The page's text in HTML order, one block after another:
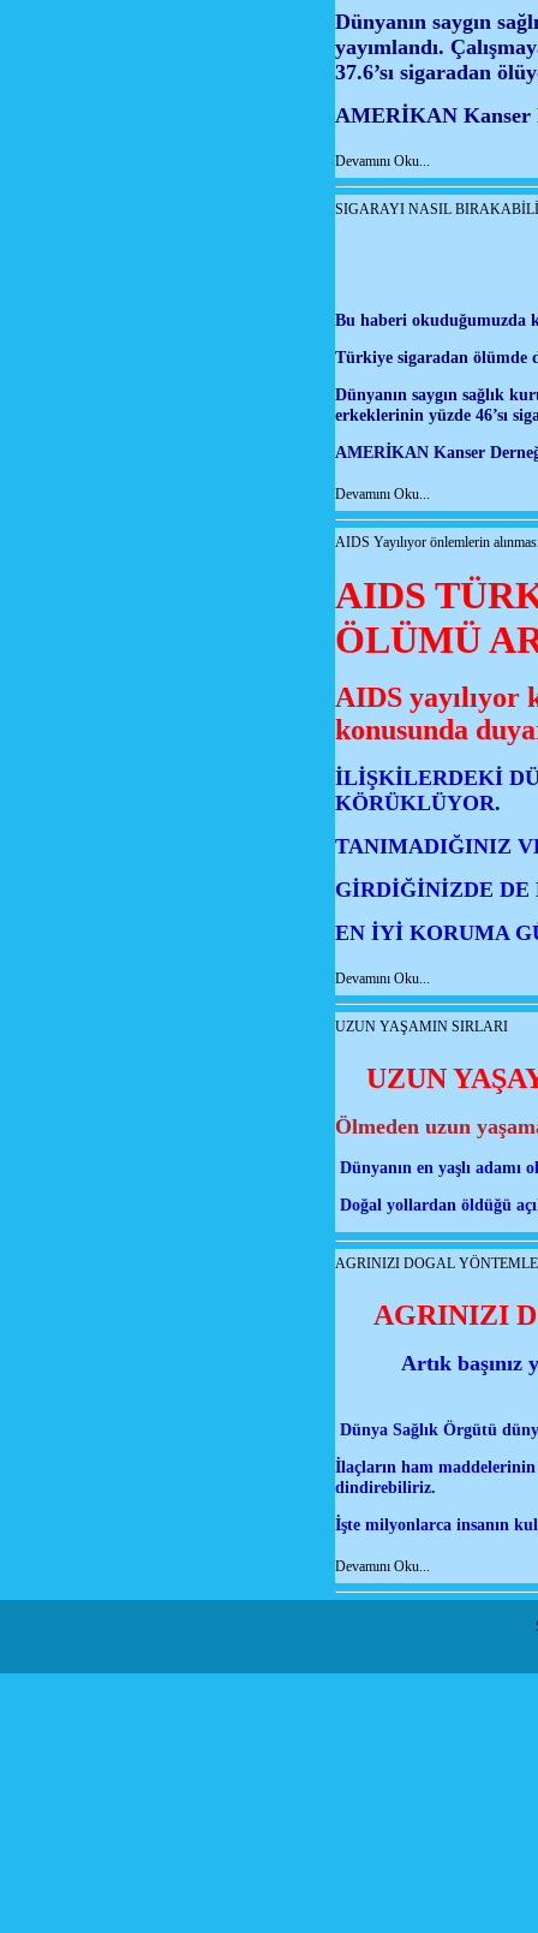
Dünyanın saygın
yayımlandı.
37.6’sı sigaradan
AMERİKAN Kanser
Devamını Oku...
SIGARAYI NASIL
Bu haberi okuduğumuzda
Türkiye sigaradan ölümde
Dünyanın saygın sağlık
erkeklerinin yüzde 46’sı
AMERİKAN Kanser
Devamını Oku...
AIDS Yayılıyor önlemlerin
AIDS
ÖLÜMÜ
AIDS yayılıyor
konusunda
İLİŞKİLERDEKİ
KÖRÜKLÜYOR.
TANIMADIĞINIZ
GİRDİĞİNİZDE DE
EN İYİ KORUMA
Devamını Oku...
UZUN YAŞAMIN SIRLARI
UZUN
Ölmeden uzun
Dünyanın en yaşlı adamı
Doğal yollardan öldüğü
AGRINIZI DOGAL
AGRINIZI
Artık başınız
Dünya Sağlık Örgütü
İlaçların ham maddelerinin
dindirebiliriz.
İşte milyonlarca insanın
Devamını Oku...